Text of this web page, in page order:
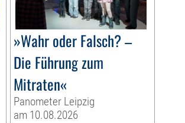
»Wahr oder Falsch? –
Die Führung zum
Mitraten«
Panometer Leipzig
am 10.08.2026